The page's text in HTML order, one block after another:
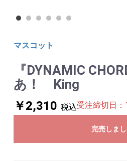
マスコット
『DYNAMIC
あ！ King
￥2,310 税込受注締切日
完売しま